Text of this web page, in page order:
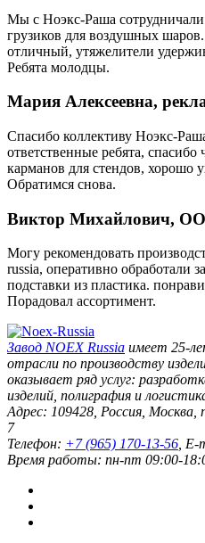
Мы с Ноэкс-Раша
грузиков для воздушных
отличный, утяжелители
Ребята молодцы.
Мария Алексеевна,
Спасибо коллективу Ноэкс-
ответственные ребята,
карманов для стендов,
Обратимся снова.
Виктор Михайлович,
Могу рекомендовать
russia, оперативно обработали
подставки из пластика.
Порадовал ассортимент.
Завод NOEX Russia имеет 25-
отрасли по производству
оказывает ряд услуг:
изделий, полиграфия и
Адрес: 109428, Россия, Москва,
7
Телефон: +7 (965) 170-13-56, E-
Время работы: пн-пт 09:00-